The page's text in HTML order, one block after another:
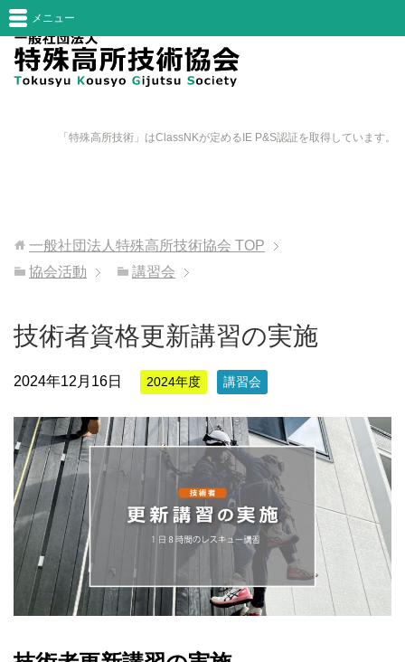
「特殊高所技術」はClassNKが定めるIE P&S認証を取得しています。
メニュー
一般社団法人特殊高所技術協会 TOP
協会活動
講習会
技術者資格更新講習の実施
2024年12月16日 2024年度 講習会